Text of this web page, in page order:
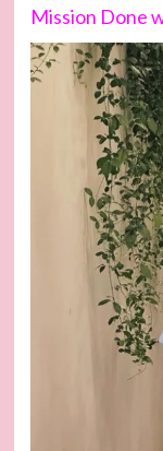
Mission Done